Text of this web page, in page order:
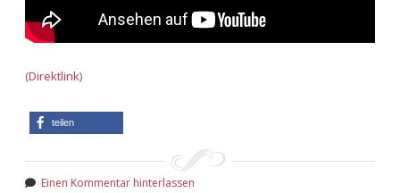
Adventskalender 2018
Adventskalender 2022
(Direktlink)
teilen
Einen Kommentar hinterlassen